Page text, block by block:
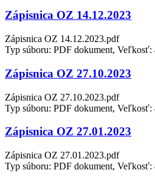
Zápisnica OZ 14.12.2023
Zápisnica OZ 14.12.2023.pdf
Typ súboru: PDF dokument, Veľkosť:
Zápisnica OZ 27.10.2023
Zápisnica OZ 27.10.2023.pdf
Typ súboru: PDF dokument, Veľkosť:
Zápisnica OZ 27.01.2023
Zápisnica OZ 27.01.2023.pdf
Typ súboru: PDF dokument, Veľkosť: